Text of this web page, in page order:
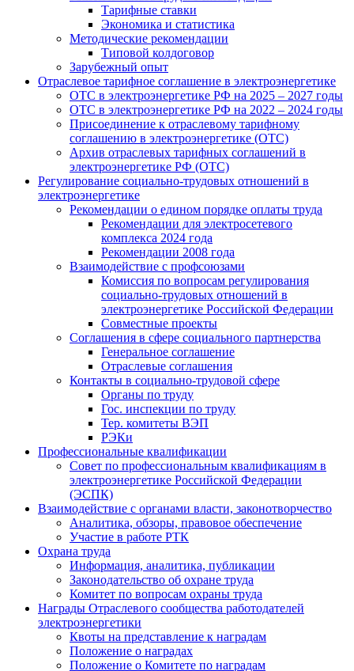
Тарифные ставки
Экономика и статистика
Методические рекомендации
Типовой колдоговор
Зарубежный опыт
Отраслевое тарифное соглашение в электроэнергетике
ОТС в электроэнергетике РФ на 2025 – 2027 годы
ОТС в электроэнергетике РФ на 2022 – 2024 годы
Присоединение к отраслевому тарифному
соглашению в электроэнергетике (ОТС)
Архив отраслевых тарифных соглашений в
электроэнергетике РФ (ОТС)
Регулирование социально-трудовых отношений в
электроэнергетике
Рекомендации о едином порядке оплаты труда
Рекомендации для электросетевого
комплекса 2024 года
Рекомендации 2008 года
Взаимодействие с профсоюзами
Комиссия по вопросам регулирования
социально-трудовых отношений в
электроэнергетике Российской Федерации
Совместные проекты
Соглашения в сфере социального партнерства
Генеральное соглашение
Отраслевые соглашения
Контакты в социально-трудовой сфере
Органы по труду
Гос. инспекции по труду
Тер. комитеты ВЭП
РЭКи
Профессиональные квалификации
Совет по профессиональным квалификациям в
электроэнергетике Российской Федерации
(ЭСПК)
Взаимодействие с органами власти, законотворчество
Аналитика, обзоры, правовое обеспечение
Участие в работе РТК
Охрана труда
Информация, аналитика, публикации
Законодательство об охране труда
Комитет по вопросам охраны труда
Награды Отраслевого сообщества работодателей
электроэнергетики
Квоты на представление к наградам
Положение о наградах
Положение о Комитете по наградам